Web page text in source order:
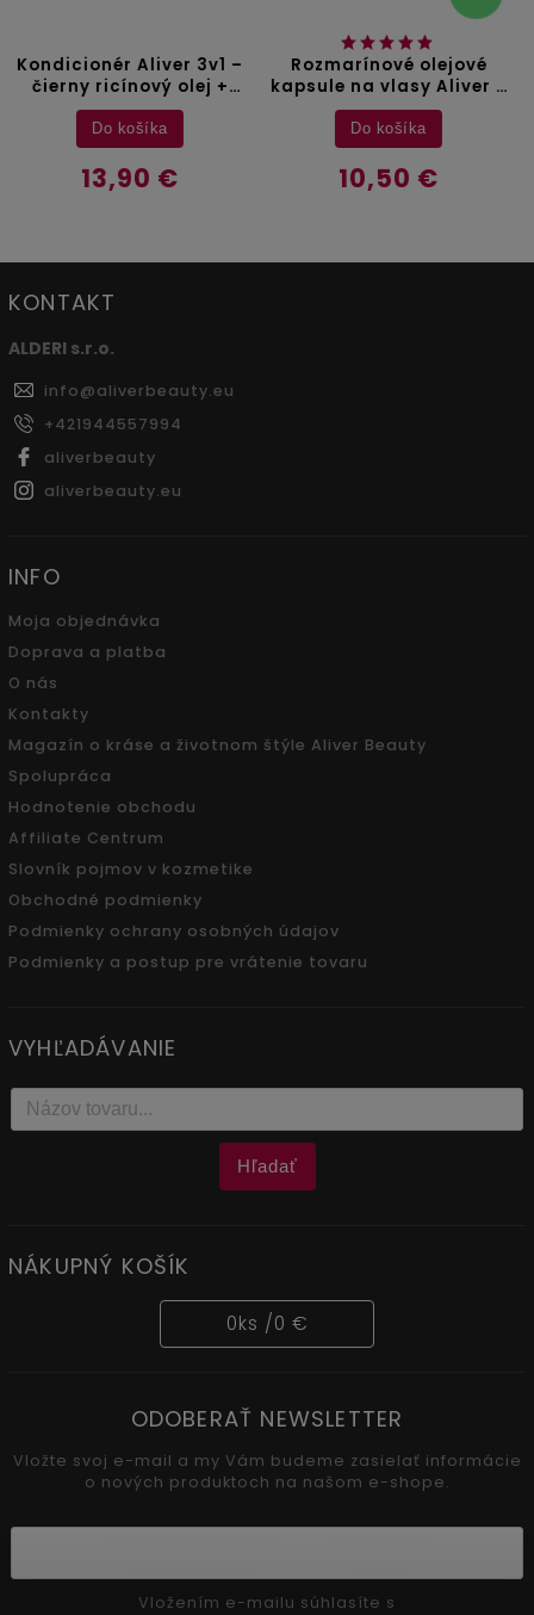
Rozmarínové olejové
kapsule na vlasy Aliver -
40 ks
10,50 €
Do košíka
Silikónový masážny
hrebeň Aliver
8,10 €
Do košíka
KONTAKT
ALDERI s.r.o.
info@aliverbeauty.eu
+421944557994
aliverbeauty
aliverbeauty.eu
INFO
Moja objednávka
Doprava a platba
O nás
Kontakty
Magazín o kráse a životnom štýle Aliver Beauty
Spolupráca
Hodnotenie obchodu
Affiliate Centrum
Slovník pojmov v kozmetike
Obchodné podmienky
Podmienky ochrany osobných údajov
Podmienky a postup pre vrátenie tovaru
VYHĽADÁVANIE
Hľadať
NÁKUPNÝ KOŠÍK
0ks /0 €
ODOBERAŤ NEWSLETTER
Vložte svoj e-mail a my Vám budeme zasielať informácie
o nových produktoch na našom e-shope.